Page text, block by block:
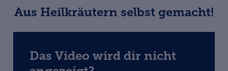
Aus Heilkräutern selbst gemacht!
Das Video wird dir nicht